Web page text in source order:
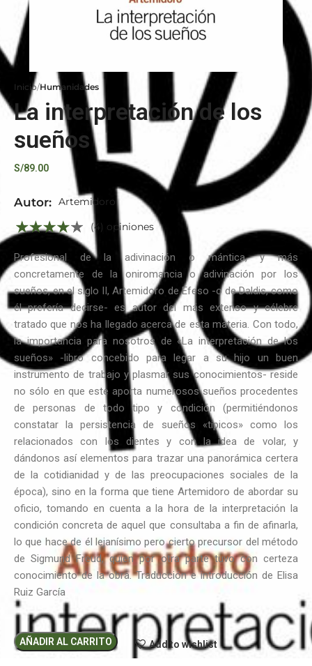
Inicio Humanidades
La interpretación de los
sueños
S/89.00
Autor: Artemidoro
(4) opiniones
Profesional de la adivinación o mántica, y más
concretamente de la oniromancia o adivinación por los
sueños, en el siglo II, Artemidoro de Éfeso -o de Daldis, como
él prefería decirse- es autor del más extenso y célebre
tratado que nos ha llegado acerca de esta materia. Con todo,
la importancia para nosotros de «La interpretación de los
sueños» -libro concebido para legar a su hijo un buen
instrumento de trabajo y plasmar sus conocimientos- reside
no sólo en que este aporta numerosos sueños procedentes
de personas de todo tipo y condición (permitiéndonos
constatar la persistencia de sueños «típicos» como los
relacionados con los dientes y con la idea de volar, y
dándonos así elementos para trazar una panorámica certera
de la cotidianidad y de las preocupaciones sociales de la
época), sino en la forma que tiene Artemidoro de abordar su
oficio, tomando en cuenta a la hora de la interpretación la
condición concreta de aquel que consultaba a fin de afinarla,
lo que hace de él lejanísimo pero cierto precursor del método
de Sigmund Freud, quien por otra parte tuvo con certeza
conocimiento de la obra. Traducción e introducción de Elisa
Ruiz García
AÑADIR AL CARRITO Add to wishlist